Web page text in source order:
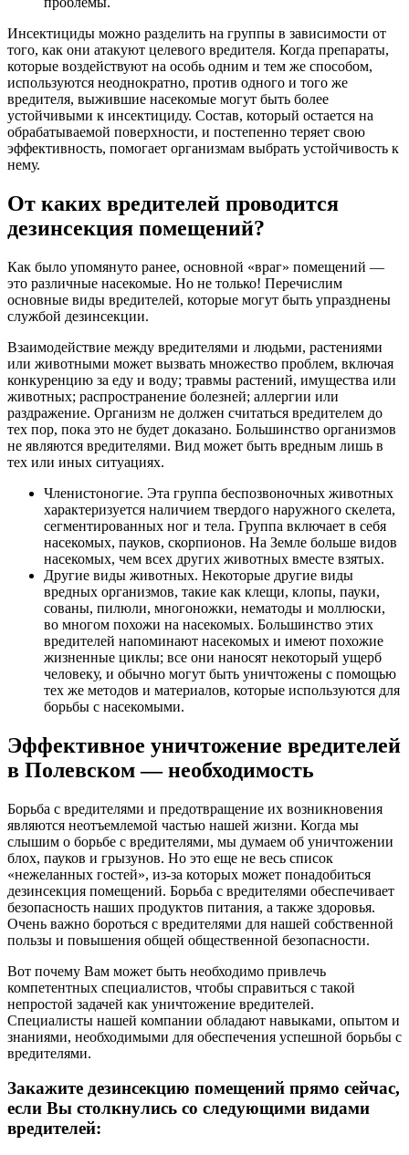
Инсектициды можно разделить на группы в зависимости от
того, как они атакуют целевого вредителя. Когда препараты,
которые воздействуют на особь одним и тем же способом,
используются неоднократно, против одного и того же
вредителя, выжившие насекомые могут быть более
устойчивыми к инсектициду. Состав, который остается на
обрабатываемой поверхности, и постепенно теряет свою
эффективность, помогает организмам выбрать устойчивость к
нему.
От каких вредителей проводится
дезинсекция помещений?
Как было упомянуто ранее, основной «враг» помещений —
это различные насекомые. Но не только! Перечислим
основные виды вредителей, которые могут быть упразднены
службой дезинсекции.
Взаимодействие между вредителями и людьми, растениями
или животными может вызвать множество проблем, включая
конкуренцию за еду и воду; травмы растений, имущества или
животных; распространение болезней; аллергии или
раздражение. Организм не должен считаться вредителем до
тех пор, пока это не будет доказано. Большинство организмов
не являются вредителями. Вид может быть вредным лишь в
тех или иных ситуациях.
Членистоногие. Эта группа беспозвоночных животных
характеризуется наличием твердого наружного скелета,
сегментированных ног и тела. Группа включает в себя
насекомых, пауков, скорпионов. На Земле больше видов
насекомых, чем всех других животных вместе взятых.
Другие виды животных. Некоторые другие виды
вредных организмов, такие как клещи, клопы, пауки,
сованы, пилюли, многоножки, нематоды и моллюски,
во многом похожи на насекомых. Большинство этих
вредителей напоминают насекомых и имеют похожие
жизненные циклы; все они наносят некоторый ущерб
человеку, и обычно могут быть уничтожены с помощью
тех же методов и материалов, которые используются для
борьбы с насекомыми.
Эффективное уничтожение вредителей
в Полевском — необходимость
Борьба с вредителями и предотвращение их возникновения
являются неотъемлемой частью нашей жизни. Когда мы
слышим о борьбе с вредителями, мы думаем об уничтожении
блох, пауков и грызунов. Но это еще не весь список
«нежеланных гостей», из-за которых может понадобиться
дезинсекция помещений. Борьба с вредителями обеспечивает
безопасность наших продуктов питания, а также здоровья.
Очень важно бороться с вредителями для нашей собственной
пользы и повышения общей общественной безопасности.
Вот почему Вам может быть необходимо привлечь
компетентных специалистов, чтобы справиться с такой
непростой задачей как уничтожение вредителей.
Специалисты нашей компании обладают навыками, опытом и
знаниями, необходимыми для обеспечения успешной борьбы с
вредителями.
Закажите дезинсекцию помещений прямо сейчас,
если Вы столкнулись со следующими видами
вредителей: